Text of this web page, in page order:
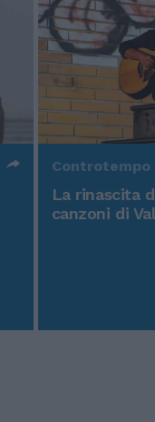
Controtempo
La rinascita
canzoni di